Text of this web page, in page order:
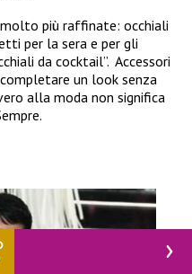
più raffinate: occhiali
per la sera e per gli
da cocktail”. Accessori
un look senza
alla moda non significa